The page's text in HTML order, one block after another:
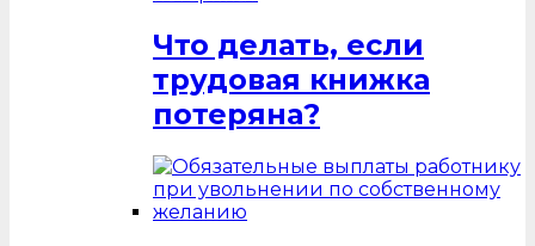
Что делать, если
трудовая книжка
потеряна?